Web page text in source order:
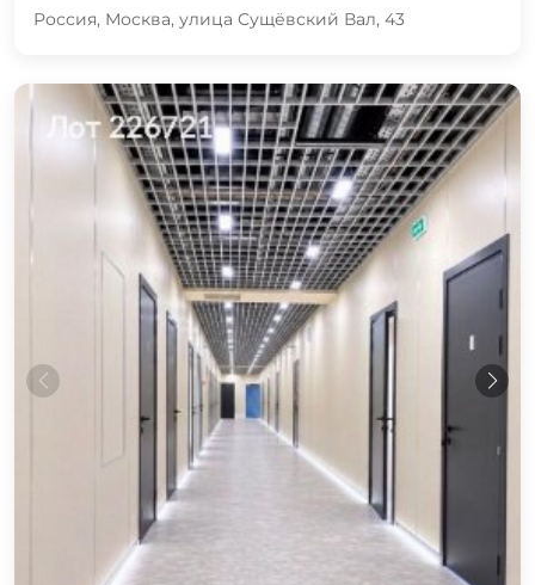
Россия, Москва, улица Сущёвский Вал, 43